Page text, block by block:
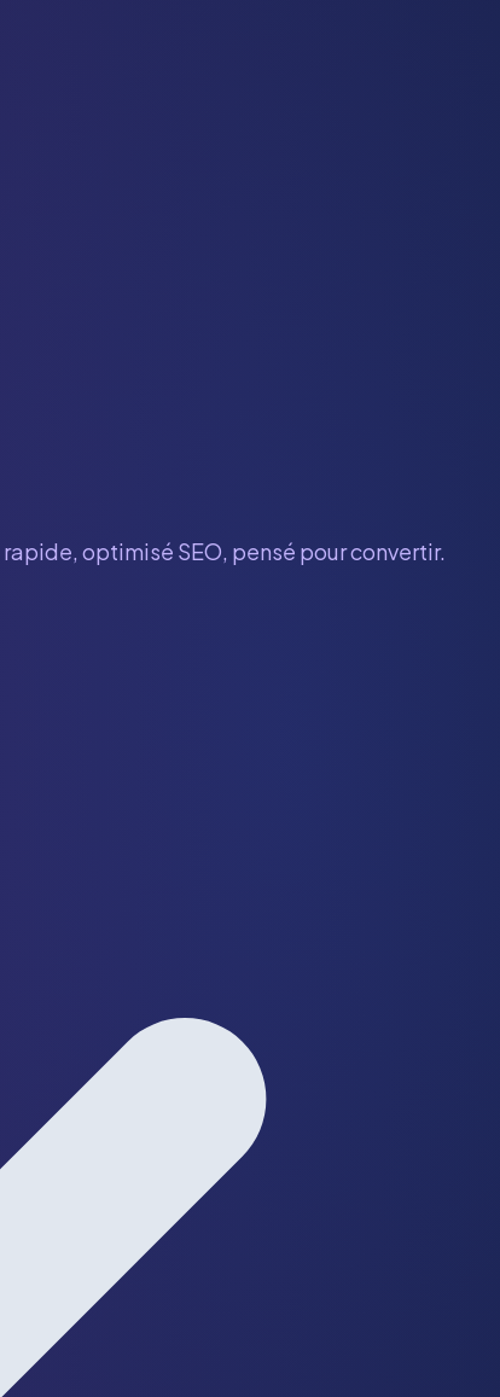
optimisé SEO, pensé pour convertir.